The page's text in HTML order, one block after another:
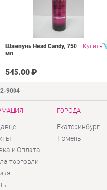
Купить
Шампунь Head Candy, 750
мл
545.00 ₽
9004
и Оплата
торговли
ГОРОДА
Екатеринбург
Тюмень